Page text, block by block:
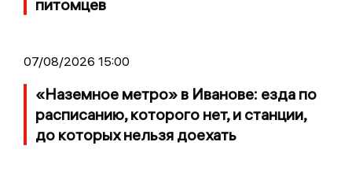
питомцев
07/08/2026 15:00
«Наземное метро» в Иванове: езда по
расписанию, которого нет, и станции,
до которых нельзя доехать